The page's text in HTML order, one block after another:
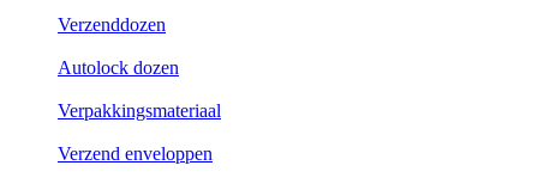
Verzenddozen
Autolock dozen
Verpakkingsmateriaal
Verzend enveloppen